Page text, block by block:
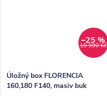
10 990 Kč
–25 %
Úložný box FLORENCIA
160,180 F140, masiv buk